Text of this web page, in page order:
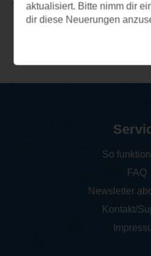
TEILENaktualisiert. Bitte nimm dir
dir diese Neuerungen
So
FAQ
Newsletter
Kontakt/